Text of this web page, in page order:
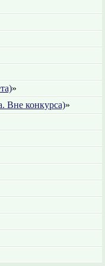
»
Вне конкурса)»